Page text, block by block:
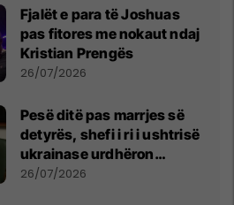
Fjalët e para të Joshuas
pas fitores me nokaut ndaj
Kristian Prengës
26/07/2026
Pesë ditë pas marrjes së
detyrës, shefi i ri i ushtrisë
ukrainase urdhëron
kontroll të madh
26/07/2026